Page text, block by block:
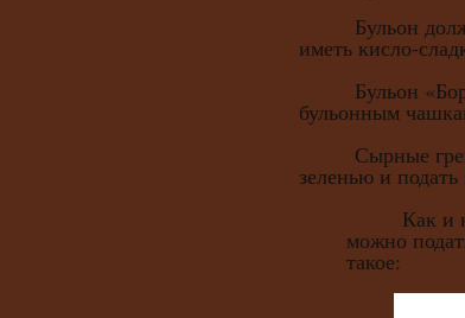
Бульон
иметь кисло-
Бульон
бульонным
Сырные
зеленью и
Как и ко
можно
такое: